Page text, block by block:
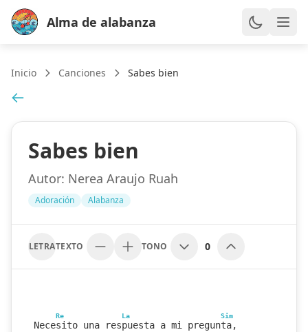
Alma de alabanza
Inicio Canciones Sabes bien
Sabes bien
Autor: Nerea Araujo Ruah
Adoración Alabanza
LETRATEXTO TONO 0
Re La Sim
Necesito una respuesta a mi pregunta,